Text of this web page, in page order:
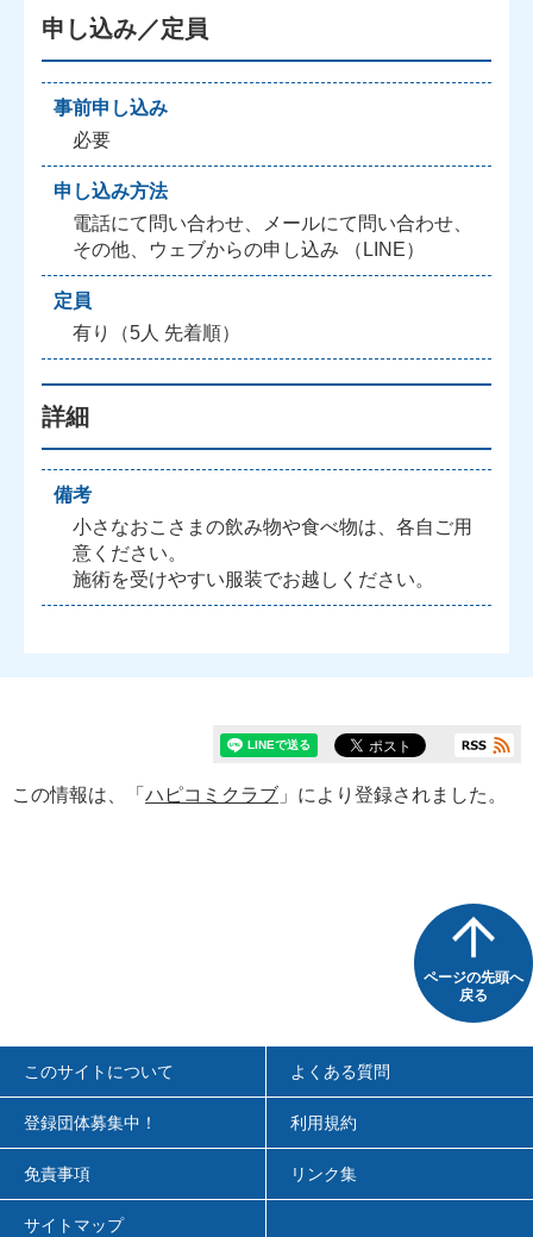
申し込み／定員
事前申し込み
必要
申し込み方法
電話にて問い合わせ、メールにて問い合わせ、
その他、ウェブからの申し込み （LINE）
定員
有り（5人 先着順）
詳細
備考
小さなおこさまの飲み物や食べ物は、各自ご用
意ください。
施術を受けやすい服装でお越しください。
この情報は、「 ハピコミクラブ 」により登録されました。
ページの先頭へ
戻る
このサイトについて よくある質問
登録団体募集中！ 利用規約
免責事項 リンク集
サイトマップ